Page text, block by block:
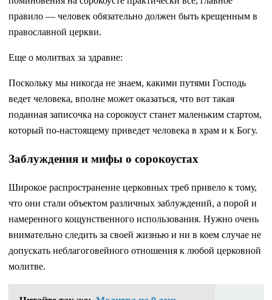
правило — человек обязательно должен быть крещенным в
православной церкви.
Еще о молитвах за здравие:
Поскольку мы никогда не знаем, какими путями Господь
ведет человека, вполне может оказаться, что вот такая
поданная записочка на сорокоуст станет маленьким стартом,
который по-настоящему приведет человека в храм и к Богу.
Заблуждения и мифы о сорокоустах
Широкое распространение церковных треб привело к тому,
что они стали объектом различных заблуждений, а порой и
намеренного кощунственного использования. Нужно очень
внимательно следить за своей жизнью и ни в коем случае не
допускать неблагоговейного отношения к любой церковной
молитве.